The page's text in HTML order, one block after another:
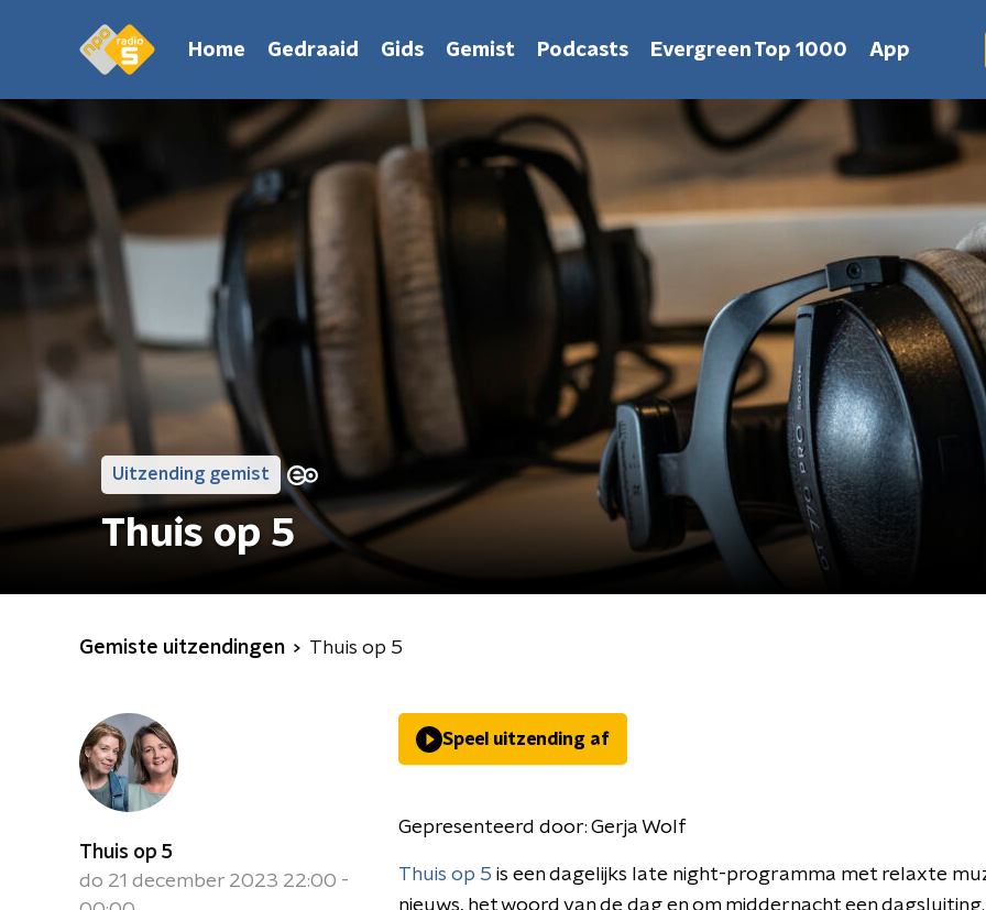
Home Gedraaid Gids Gemist Podcasts Evergreen Top 1000 App
Uitzending gemist
Thuis op 5
Gemiste uitzendingen Thuis op 5
Thuis op 5
do 21 december 2023 22:00 -
Speel uitzending af
Gepresenteerd door: Gerja Wolf
Thuis op 5 is een dagelijks late night-programma met relaxte
nieuws, het woord van de dag en om middernacht een dagsluiting.